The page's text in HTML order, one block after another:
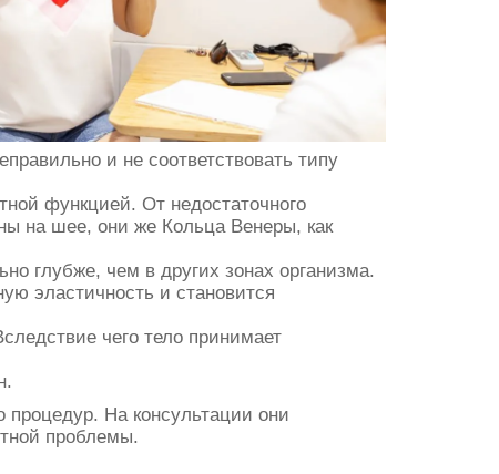
и не соответствовать типу
функцией. От недостаточного
на шее, они же Кольца Венеры, как
глубже, чем в других зонах организма.
эластичность и становится
чего тело принимает
На консультации они
проблемы.